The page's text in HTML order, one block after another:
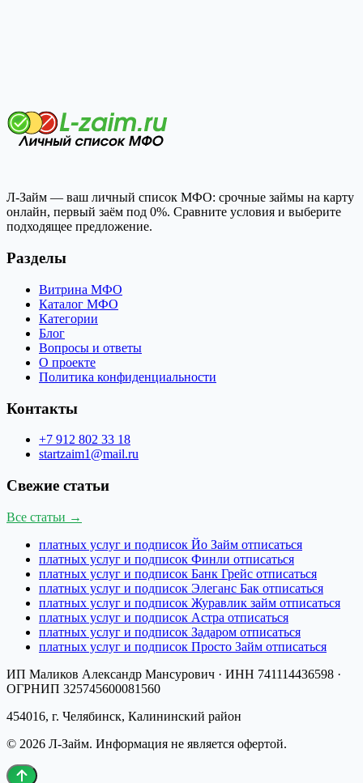
Л-Займ — ваш личный список МФО: срочные займы на карту
онлайн, первый заём под 0%. Сравните условия и выберите
подходящее предложение.
Разделы
Витрина МФО
Каталог МФО
Категории
Блог
Вопросы и ответы
О проекте
Политика конфиденциальности
Контакты
+7 912 802 33 18
startzaim1@mail.ru
Свежие статьи
Все статьи →
платных услуг и подписок Йо Займ отписаться
платных услуг и подписок Финли отписаться
платных услуг и подписок Банк Грейс отписаться
платных услуг и подписок Элеганс Бак отписаться
платных услуг и подписок Журавлик займ отписаться
платных услуг и подписок Астра отписаться
платных услуг и подписок Задаром отписаться
платных услуг и подписок Просто Займ отписаться
ИП Маликов Александр Мансурович · ИНН 741114436598 ·
ОГРНИП 325745600081560
454016, г. Челябинск, Калининский район
© 2026 Л-Займ. Информация не является офертой.